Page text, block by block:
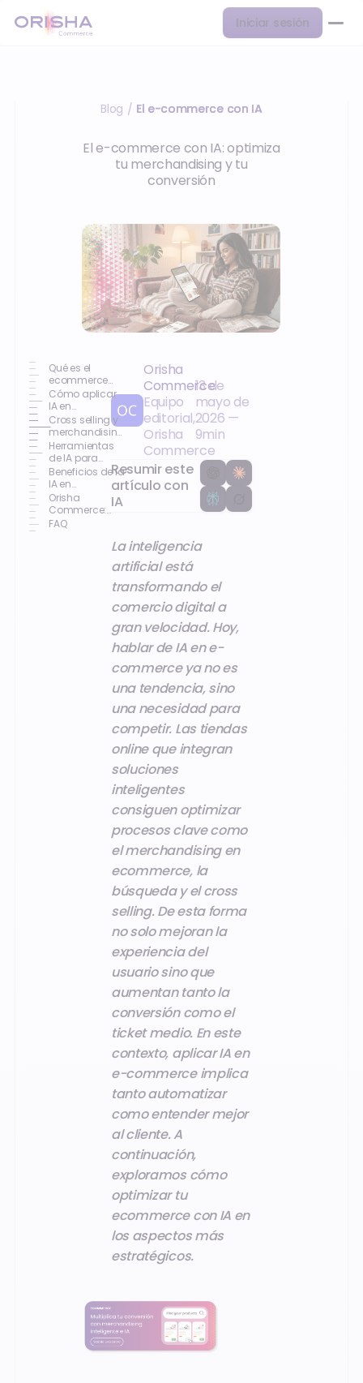
Iniciar sesión
Blog / El e-commerce con IA
El e-commerce con IA: optimiza
tu merchandising y tu
conversión
Qué es el
ecommerce
merchandising
y cómo influye
en ventas
Cómo aplicar
IA en
ecommerce:
búsqueda y
personalización
Cross selling y
merchandising:
claves para
aumentar el
ticket medio
Herramientas
de IA para
optimizar tu
ecommerce
Beneficios de la
IA en
ecommerce:
conversión y
experiencia
Orisha
Commerce:
potencia tu
FAQ
Orisha
Commerce
Equipo
editorial,
Orisha
Commerce
13 de
mayo de
2026 —
9min
Resumir este
artículo con
IA
La inteligencia
artificial está
transformando el
comercio digital a
gran velocidad. Hoy,
hablar de IA en e-
commerce ya no es
una tendencia, sino
una necesidad para
competir. Las tiendas
online que integran
soluciones
inteligentes
consiguen optimizar
procesos clave como
el merchandising en
ecommerce, la
búsqueda y el cross
selling. De esta forma
no solo mejoran la
experiencia del
usuario sino que
aumentan tanto la
conversión como el
ticket medio. En este
contexto, aplicar IA en
e-commerce implica
tanto automatizar
como entender mejor
al cliente. A
continuación,
exploramos cómo
optimizar tu
ecommerce con IA en
los aspectos más
estratégicos.